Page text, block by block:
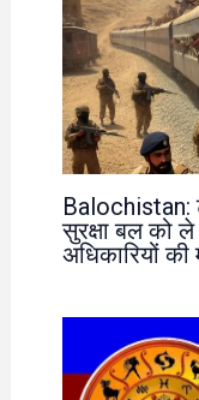
Balochistan:
सुरक्षा बल को
अधिकारियों की